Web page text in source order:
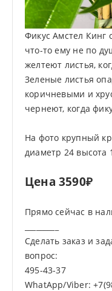
Фикус Амстел Кинг
что-то ему не по
желтеют листья,
Зеленые листья
коричневыми и
чернеют, когда
На фото крупный
диаметр 24 высота
Цена 3590₽
Прямо сейчас в
Сделать заказ и
вопрос:
495-43-37
WhatApp/Viber: